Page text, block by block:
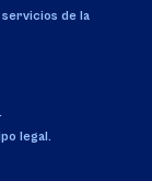
de la
legal.